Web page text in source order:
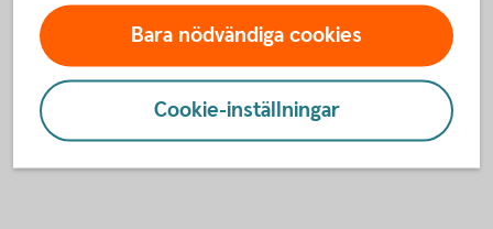
Du betalar genom att blippa din wearable mot
terminalen där symbolen för kontaktlösa betalningar
visas.
Bara nödvändiga cookies
Cookie-inställningar